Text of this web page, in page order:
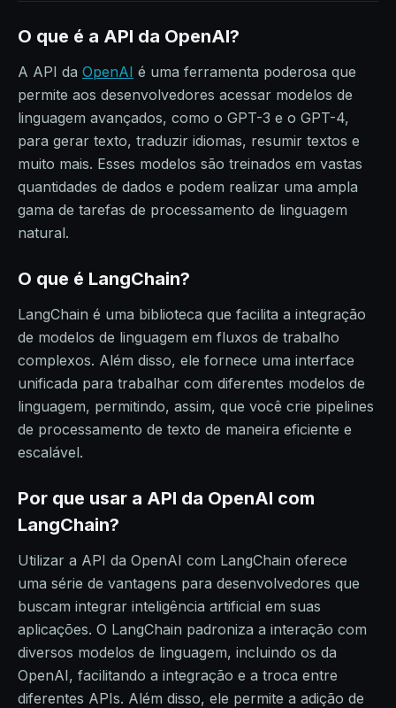
O que é a API da OpenAI?
A API da OpenAI é uma ferramenta poderosa que
permite aos desenvolvedores acessar modelos de
linguagem avançados, como o GPT-3 e o GPT-4,
para gerar texto, traduzir idiomas, resumir textos e
muito mais. Esses modelos são treinados em vastas
quantidades de dados e podem realizar uma ampla
gama de tarefas de processamento de linguagem
natural.
O que é LangChain?
LangChain é uma biblioteca que facilita a integração
de modelos de linguagem em fluxos de trabalho
complexos. Além disso, ele fornece uma interface
unificada para trabalhar com diferentes modelos de
linguagem, permitindo, assim, que você crie pipelines
de processamento de texto de maneira eficiente e
escalável.
Por que usar a API da OpenAI com
LangChain?
Utilizar a API da OpenAI com LangChain oferece
uma série de vantagens para desenvolvedores que
buscam integrar inteligência artificial em suas
aplicações. O LangChain padroniza a interação com
diversos modelos de linguagem, incluindo os da
OpenAI, facilitando a integração e a troca entre
diferentes APIs. Além disso, ele permite a adição de